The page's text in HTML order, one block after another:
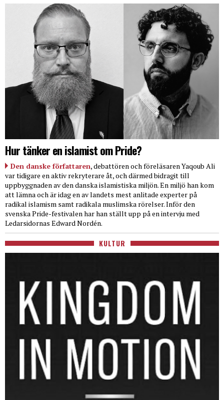
Hur tänker en islamist om Pride?
Den danske författaren, debattören och föreläsaren Yaqoub Ali
var tidigare en aktiv rekryterare åt, och därmed bidragit till
uppbyggnaden av den danska islamistiska miljön. En miljö han kom
att lämna och är idag en av landets mest anlitade experter på
radikal islamism samt radikala muslimska rörelser. Inför den
svenska Pride-festivalen har han ställt upp på en intervju med
Ledarsidornas Edward Nordén.
KULTUR